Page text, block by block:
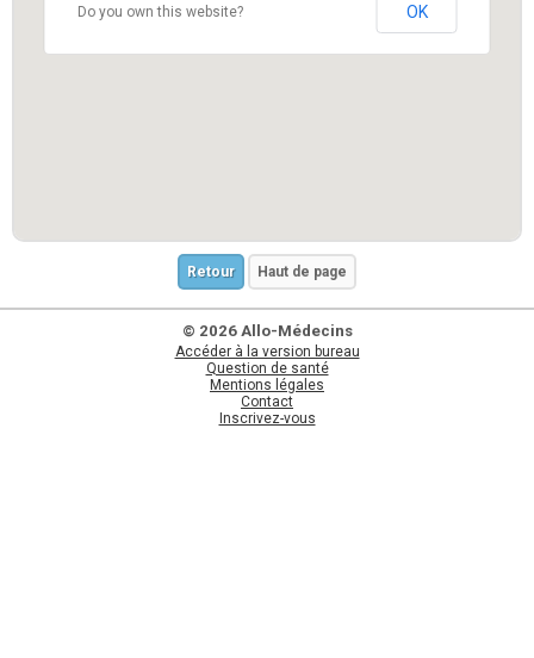
Do you own this website? OK
Retour Haut de page
© 2026 Allo-Médecins
Accéder à la version bureau
Question de santé
Mentions légales
Contact
Inscrivez-vous